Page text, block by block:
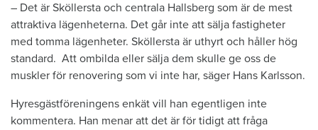
– Det är Sköllersta och centrala Hallsberg som är de mest
attraktiva lägenheterna. Det går inte att sälja fastigheter
med tomma lägenheter. Sköllersta är uthyrt och håller hög
standard. Att ombilda eller sälja dem skulle ge oss de
muskler för renovering som vi inte har, säger Hans Karlsson.
Hyresgästföreningens enkät vill han egentligen inte
kommentera. Han menar att det är för tidigt att fråga